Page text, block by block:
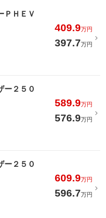
ＰＨＥＶ
409.9万円
397.7万円
ー２５０
589.9万円
576.9万円
ー２５０
609.9万円
596.7万円